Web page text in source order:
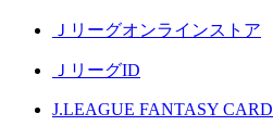
Ｊリーグオンラインストア
ＪリーグID
J.LEAGUE FANTASY CARD